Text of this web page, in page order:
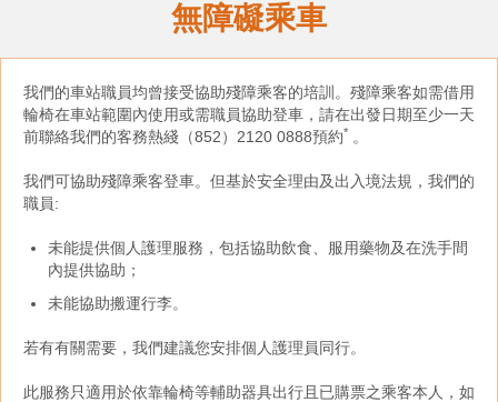
無障礙乘車
我們的車站職員均曾接受協助殘障乘客的培訓。殘障乘客如需借用
輪椅在車站範圍內使用或需職員協助登車，請在出發日期至少一天
前聯絡我們的客務熱綫（852）2120 0888預約* 。
我們可協助殘障乘客登車。但基於安全理由及出入境法規，我們的
職員:
未能提供個人護理服務，包括協助飲食、服用藥物及在洗手間
內提供協助；
未能協助搬運行李。
若有有關需要，我們建議您安排個人護理員同行。
此服務只適用於依靠輪椅等輔助器具出行且已購票之乘客本人，如